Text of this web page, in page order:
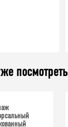
посмотреть